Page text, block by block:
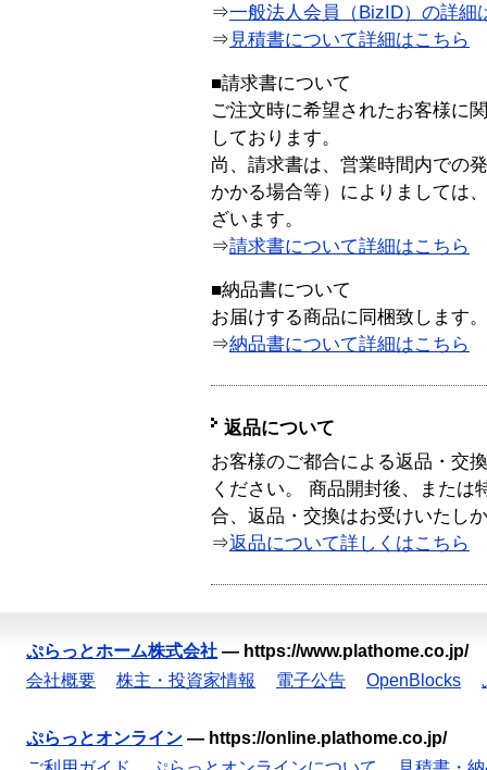
⇒一般法人会員（BizID）の詳細
⇒ 見積書について詳細はこちら
■請求書について
ご注文時に希望されたお客様に
しております。
尚、請求書は、営業時間内での
かかる場合等）によりましては
ざいます。
⇒請求書について詳細はこちら
■納品書について
お届けする商品に同梱致します。
⇒納品書について詳細はこちら
返品について
お客様のご都合による返品・交
ください。 商品開封後、または
合、返品・交換はお受けいたし
⇒返品について詳しくはこちら
ぷらっとホーム株式会社 — https://www.plathome.co.jp/
会社概要
株主・投資家情報 電子公告 OpenBlocks
ぷらっとオンライン — https://online.plathome.co.jp/